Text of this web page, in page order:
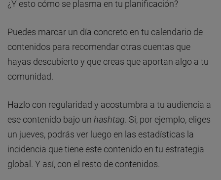
¿Y esto cómo se plasma en tu planificación?
Puedes marcar un día concreto en tu calendario de
contenidos para recomendar otras cuentas que
hayas descubierto y que creas que aportan algo a tu
comunidad.
Hazlo con regularidad y acostumbra a tu audiencia a
ese contenido bajo un hashtag. Si, por ejemplo, eliges
un jueves, podrás ver luego en las estadísticas la
incidencia que tiene este contenido en tu estrategia
global. Y así, con el resto de contenidos.